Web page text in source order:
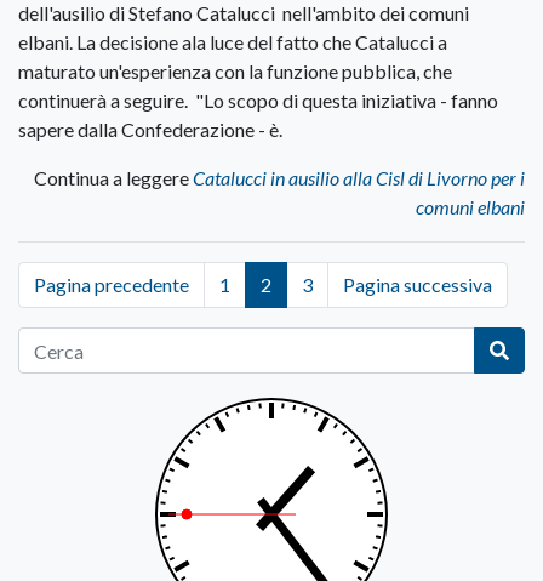
dell'ausilio di Stefano Catalucci nell'ambito dei comuni
elbani. La decisione ala luce del fatto che Catalucci a
maturato un'esperienza con la funzione pubblica, che
continuerà a seguire. "Lo scopo di questa iniziativa - fanno
sapere dalla Confederazione - è.
Continua a leggereCatalucci in ausilio alla Cisl di Livorno per i
comuni elbani
Pagina precedente 1 2 3 Pagina successiva